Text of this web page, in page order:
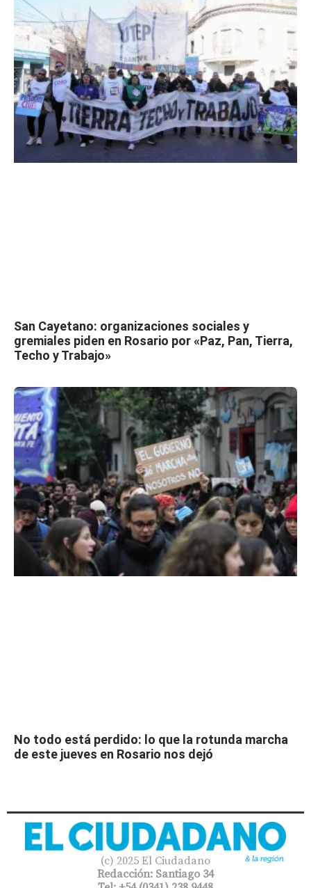
San Cayetano: organizaciones sociales y
gremiales piden en Rosario por «Paz, Pan, Tierra,
Techo y Trabajo»
No todo está perdido: lo que la rotunda marcha
de este jueves en Rosario nos dejó
(c) 2025 El Ciudadano
Redacción: Santiago 34